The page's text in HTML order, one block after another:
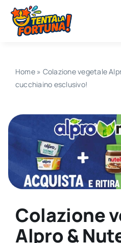
Salta
contenuto
Home» Colazione vegetale
cucchiaino esclusivo!
Colazione
Alpro &